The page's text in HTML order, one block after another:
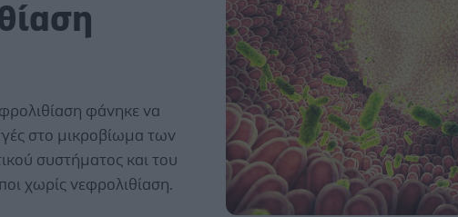
φάνηκε να
στο μικροβίωμα των
συστήματος και του
χωρίς νεφρολιθίαση.